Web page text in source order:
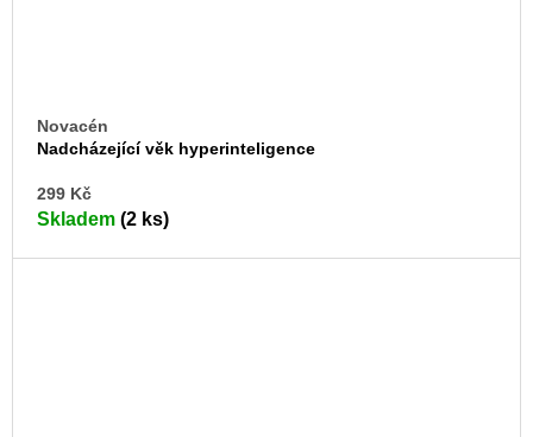
Novacén
Nadcházející věk hyperinteligence
299 Kč
Skladem (2 ks)